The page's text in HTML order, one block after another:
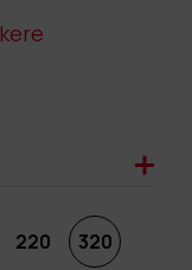
220 320